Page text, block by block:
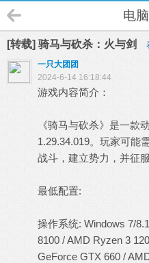
电
[转载] 骑马与砍杀：火与剑
一只大团团
2024-6-14 16:18:44
游戏内容简介：
《骑马与砍杀》是一款
1.29.34.019。玩家可能
战斗，建立势力，并征服
最低配置:
操作系统: Windows 7/
8100 / AMD Ryzen 3
GeForce GTX 660 /